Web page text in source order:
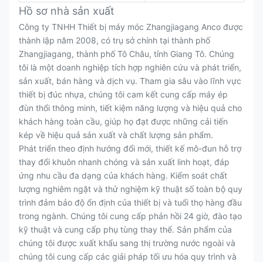
Hồ sơ nhà sản xuất
Công ty TNHH Thiết bị máy móc Zhangjiagang Anco được
thành lập năm 2008, có trụ sở chính tại thành phố
Zhangjiagang, thành phố Tô Châu, tỉnh Giang Tô. Chúng
tôi là một doanh nghiệp tích hợp nghiên cứu và phát triển,
sản xuất, bán hàng và dịch vụ. Tham gia sâu vào lĩnh vực
thiết bị đúc nhựa, chúng tôi cam kết cung cấp máy ép
đùn thổi thông minh, tiết kiệm năng lượng và hiệu quả cho
khách hàng toàn cầu, giúp họ đạt được những cải tiến
kép về hiệu quả sản xuất và chất lượng sản phẩm.
Phát triển theo định hướng đổi mới, thiết kế mô-đun hỗ trợ
thay đổi khuôn nhanh chóng và sản xuất linh hoạt, đáp
ứng nhu cầu đa dạng của khách hàng. Kiểm soát chất
lượng nghiêm ngặt và thử nghiệm kỹ thuật số toàn bộ quy
trình đảm bảo độ ổn định của thiết bị và tuổi thọ hàng đầu
trong ngành. Chúng tôi cung cấp phản hồi 24 giờ, đào tạo
kỹ thuật và cung cấp phụ tùng thay thế. Sản phẩm của
chúng tôi được xuất khẩu sang thị trường nước ngoài và
chúng tôi cung cấp các giải pháp tối ưu hóa quy trình và